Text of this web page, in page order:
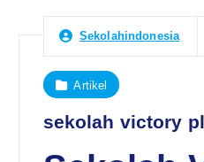
Sekolahindonesia
Artikel
sekolah victory